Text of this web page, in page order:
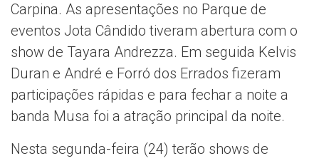
Carpina. As apresentações no Parque de
eventos Jota Cândido tiveram abertura com o
show de Tayara Andrezza. Em seguida Kelvis
Duran e André e Forró dos Errados fizeram
participações rápidas e para fechar a noite a
banda Musa foi a atração principal da noite.
Nesta segunda-feira (24) terão shows de